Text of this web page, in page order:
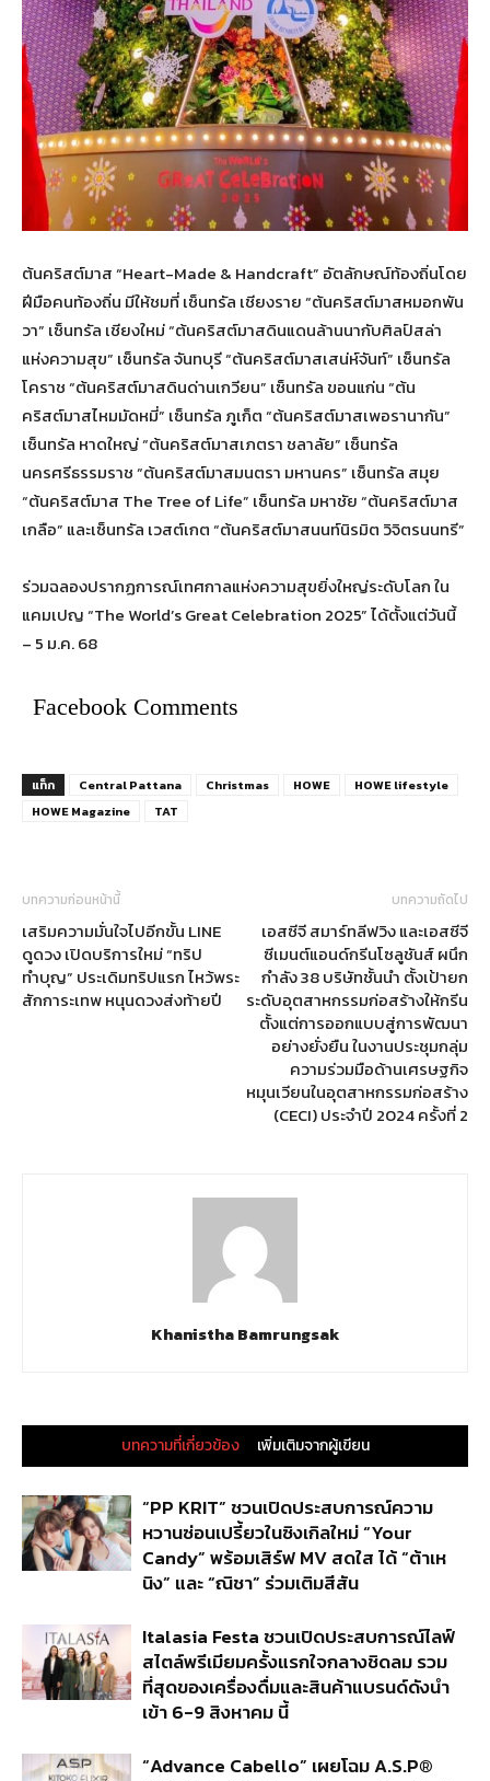
ต้นคริสต์มาส “Heart-Made & Handcraft” อัตลักษณ์ท้องถิ่นโดย
ฝีมือคนท้องถิ่น มีให้ชมที่ เซ็นทรัล เชียงราย “ต้นคริสต์มาสหมอกพัน
วา” เซ็นทรัล เชียงใหม่ “ต้นคริสต์มาสดินแดนล้านนากับศิลป์สล่า
แห่งความสุข” เซ็นทรัล จันทบุรี “ต้นคริสต์มาสเสน่ห์จันท์” เซ็นทรัล
โคราช “ต้นคริสต์มาสดินด่านเกวียน” เซ็นทรัล ขอนแก่น “ต้น
คริสต์มาสไหมมัดหมี่” เซ็นทรัล ภูเก็ต “ต้นคริสต์มาสเพอรานากัน”
เซ็นทรัล หาดใหญ่ “ต้นคริสต์มาสเภตรา ชลาลัย” เซ็นทรัล
นครศรีธรรมราช “ต้นคริสต์มาสมนตรา มหานคร” เซ็นทรัล สมุย
“ต้นคริสต์มาส The Tree of Life” เซ็นทรัล มหาชัย “ต้นคริสต์มาส
เกลือ” และเซ็นทรัล เวสต์เกต “ต้นคริสต์มาสนนท์นิรมิต วิจิตรนนทรี”
ร่วมฉลองปรากฏการณ์เทศกาลแห่งความสุขยิ่งใหญ่ระดับโลก ใน
แคมเปญ “The World’s Great Celebration 2025” ได้ตั้งแต่วันนี้
– 5 ม.ค. 68
Facebook Comments
แท็ก Central Pattana Christmas HOWE
HOWE lifestyle
HOWE Magazine
TAT
บทความก่อนหน้านี้
เสริมความมั่นใจไปอีกขั้น LINE
ดูดวง เปิดบริการใหม่ “ทริป
ทำบุญ” ประเดิมทริปแรก ไหว้พระ
สักการะเทพ หนุนดวงส่งท้ายปี
บทความถัดไป
เอสซีจี สมาร์ทลีฟวิง และเอสซีจี
ซีเมนต์แอนด์กรีนโซลูชันส์ ผนึก
กำลัง 38 บริษัทชั้นนำ ตั้งเป้ายก
ระดับอุตสาหกรรมก่อสร้างให้กรีน
ตั้งแต่การออกแบบสู่การพัฒนา
อย่างยั่งยืน ในงานประชุมกลุ่ม
ความร่วมมือด้านเศรษฐกิจ
หมุนเวียนในอุตสาหกรรมก่อสร้าง
(CECI) ประจำปี 2024 ครั้งที่ 2
Khanistha Bamrungsak
บทความที่เกี่ยวข้อง เพิ่มเติมจากผู้เขียน
“PP KRIT” ชวนเปิดประสบการณ์ความ
หวานซ่อนเปรี้ยวในซิงเกิลใหม่ “Your
Candy” พร้อมเสิร์ฟ MV สดใส ได้ “ต้าเห
นิง” และ “ณิชา” ร่วมเติมสีสัน
Italasia Festa ชวนเปิดประสบการณ์ไลฟ์
สไตล์พรีเมียมครั้งแรกใจกลางชิดลม รวม
ที่สุดของเครื่องดื่มและสินค้าแบรนด์ดังนำ
เข้า 6-9 สิงหาคม นี้
“Advance Cabello” เผยโฉม A.S.P®